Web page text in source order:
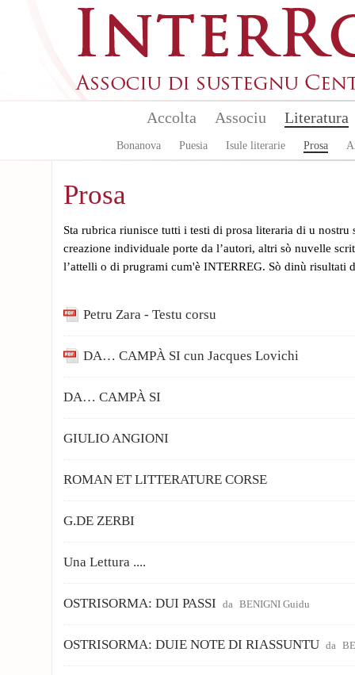
Accolta Associu Literatura
Bonanova Puesia Isule literarie Prosa
Prosa
Sta rubrica riunisce tutti i testi di prosa literaria di u nostru
creazione individuale porte da l’autori, altri sò nuvelle
l’attelli o di prugrami cum'è INTERREG. Sò dinù risultati
Petru Zara - Testu corsu
DA… CAMPÀ SI cun Jacques Lovichi
DA… CAMPÀ SI
GIULIO ANGIONI
ROMAN ET LITTERATURE CORSE
G.DE ZERBI
Una Lettura ....
OSTRISORMA: DUI PASSI da BENIGNI Guidu
OSTRISORMA: DUIE NOTE DI RIASSUNTU da